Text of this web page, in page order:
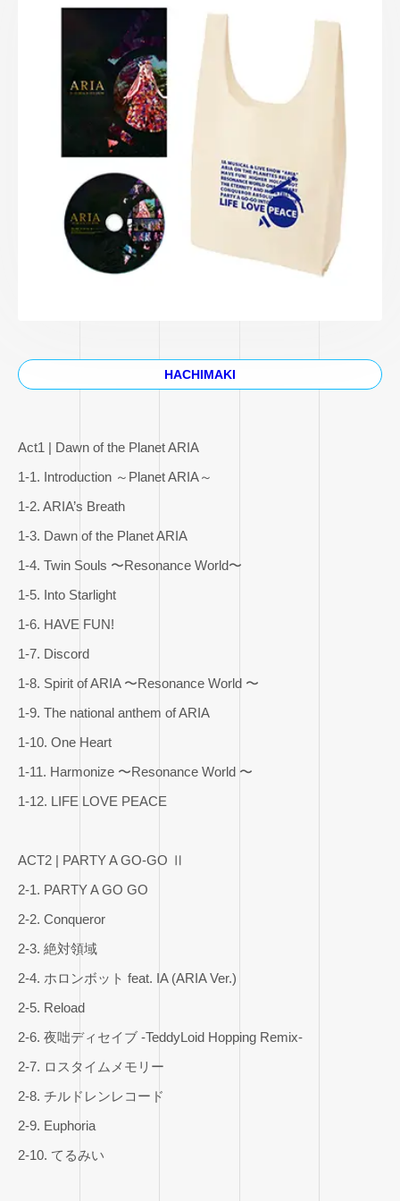
HACHIMAKI
Act1 | Dawn of the Planet ARIA
1-1. Introduction ～Planet ARIA～
1-2. ARIA’s Breath
1-3. Dawn of the Planet ARIA
1-4. Twin Souls 〜Resonance World〜
1-5. Into Starlight
1-6. HAVE FUN!
1-7. Discord
1-8. Spirit of ARIA 〜Resonance World 〜
1-9. The national anthem of ARIA
1-10. One Heart
1-11. Harmonize 〜Resonance World 〜
1-12. LIFE LOVE PEACE
ACT2 | PARTY A GO-GO Ⅱ
2-1. PARTY A GO GO
2-2. Conqueror
2-3. 絶対領域
2-4. ホロンボット feat. IA (ARIA Ver.)
2-5. Reload
2-6. 夜咄ディセイブ -TeddyLoid Hopping Remix-
2-7. ロスタイムメモリー
2-8. チルドレンレコード
2-9. Euphoria
2-10. てるみい